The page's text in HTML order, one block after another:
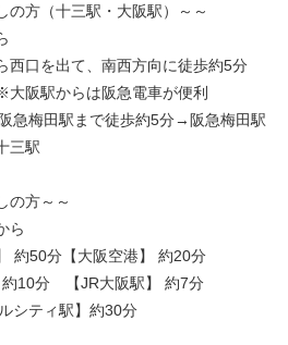
の方（十三駅・大阪駅）～～
西口を出て、南西方向に徒歩約5分
阪駅からは阪急電車が便利
急梅田駅まで徒歩約5分→阪急梅田駅
三駅
の方～～
ら
約50分【大阪空港】 約20分
約10分 【JR大阪駅】 約7分
シティ駅】約30分